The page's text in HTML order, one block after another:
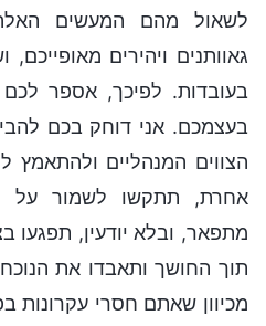
לשאול מהם המעשים
גאוותנים ויהירים
בעובדות. לפיכך, אספר
בעצמכם. אני דוחק בכם
הצווים המנהליים ולהתאמץ
אחרת, תתקשו לשמור על
מתפאר, ובלא יודעין, תפגעו
תוך החושך ותאבדו את
מכיוון שאתם חסרי עקרונות